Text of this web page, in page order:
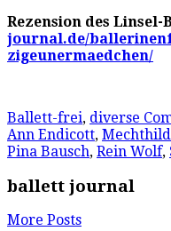
Rezension des Linsel-
journal.de/
zigeunermaedchen/
Ballett-frei, diverse
Ann Endicott,
Pina Bausch, Rein Wolf,
ballett journal
More Posts